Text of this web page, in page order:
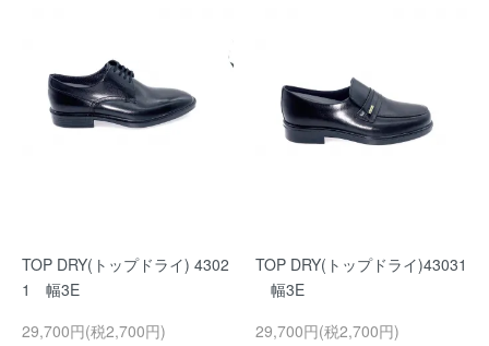
TOP DRY(トップドライ) 4302
1 幅3E
29,700円(税2,700円)
TOP DRY(トップドライ)43031
幅3E
29,700円(税2,700円)